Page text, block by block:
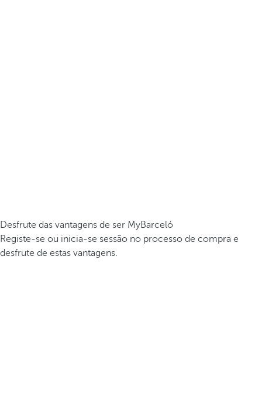
Desfrute das vantagens de ser MyBarceló
Registe-se ou inicia-se sessão no processo de compra e
desfrute de estas vantagens.